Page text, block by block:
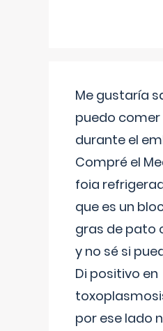
Me gustaría
puedo
durante el
Compré el
foia
que es un
gras de pato
y no sé si
Di positivo en
por ese lado